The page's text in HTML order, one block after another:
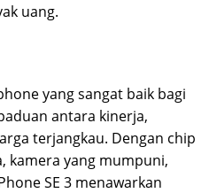
uang.
yang sangat baik bagi
antara kinerja,
terjangkau. Dengan chip
kamera yang mumpuni,
SE 3 menawarkan